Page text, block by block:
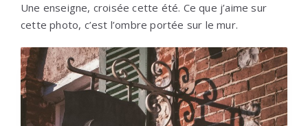
Une enseigne, croisée cette été. Ce que j’aime sur
cette photo, c’est l’ombre portée sur le mur.